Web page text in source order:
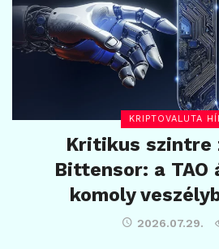
KRIPTOVALUTA
Kritikus szintre
Bittensor: a TAO
komoly
2026.07.29.